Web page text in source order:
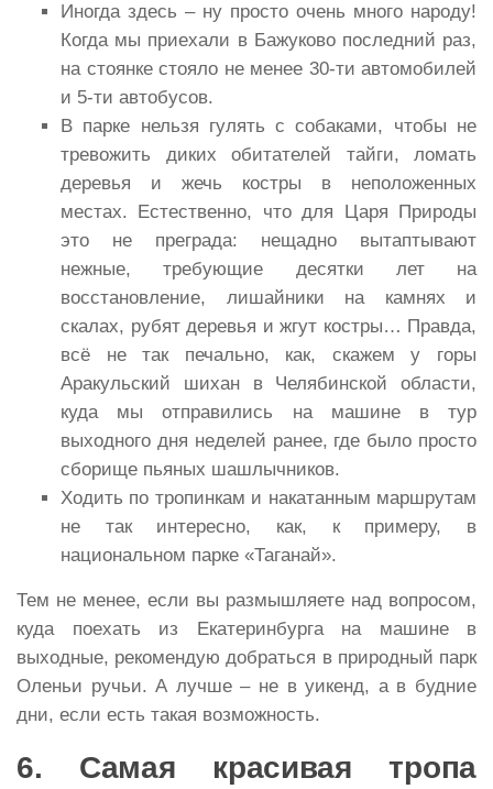
Иногда здесь – ну просто очень много народу!
Когда мы приехали в Бажуково последний раз,
на стоянке стояло не менее 30-ти автомобилей
и 5-ти автобусов.
В парке нельзя гулять с собаками, чтобы не
тревожить диких обитателей тайги, ломать
деревья и жечь костры в неположенных
местах. Естественно, что для Царя Природы
это не преграда: нещадно вытаптывают
нежные, требующие десятки лет на
восстановление, лишайники на камнях и
скалах, рубят деревья и жгут костры… Правда,
всё не так печально, как, скажем у горы
Аракульский шихан в Челябинской области,
куда мы отправились на машине в тур
выходного дня неделей ранее, где было просто
сборище пьяных шашлычников.
Ходить по тропинкам и накатанным маршрутам
не так интересно, как, к примеру, в
национальном парке «Таганай».
Тем не менее, если вы размышляете над вопросом,
куда поехать из Екатеринбурга на машине в
выходные, рекомендую добраться в природный парк
Оленьи ручьи. А лучше – не в уикенд, а в будние
дни, если есть такая возможность.
6. Самая красивая тропа